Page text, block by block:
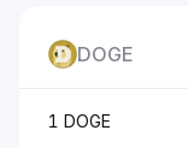
DOGE
1 DOGE